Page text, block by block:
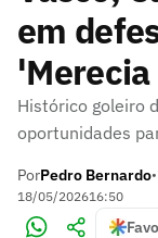
em
Histórico goleiro
oportunidades
PorPedro Bernardo•
18/05/202616:50